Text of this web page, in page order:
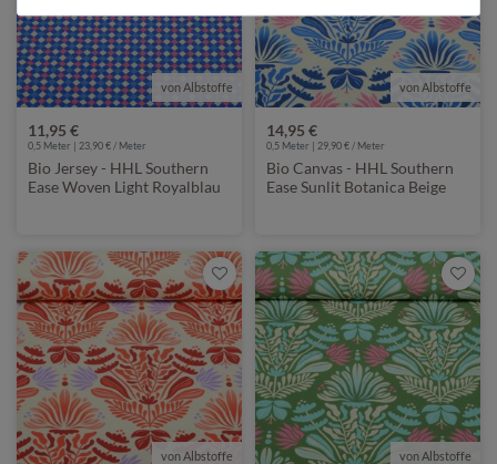
von Albstoffe
11,95 €
0,5 Meter | 23,90 € / Meter
Bio Jersey - HHL Southern
Ease Woven Light Royalblau
von Albstoffe
14,95 €
0,5 Meter | 29,90 € / Meter
Bio Canvas - HHL Southern
Ease Sunlit Botanica Beige
von Albstoffe von Albstoffe